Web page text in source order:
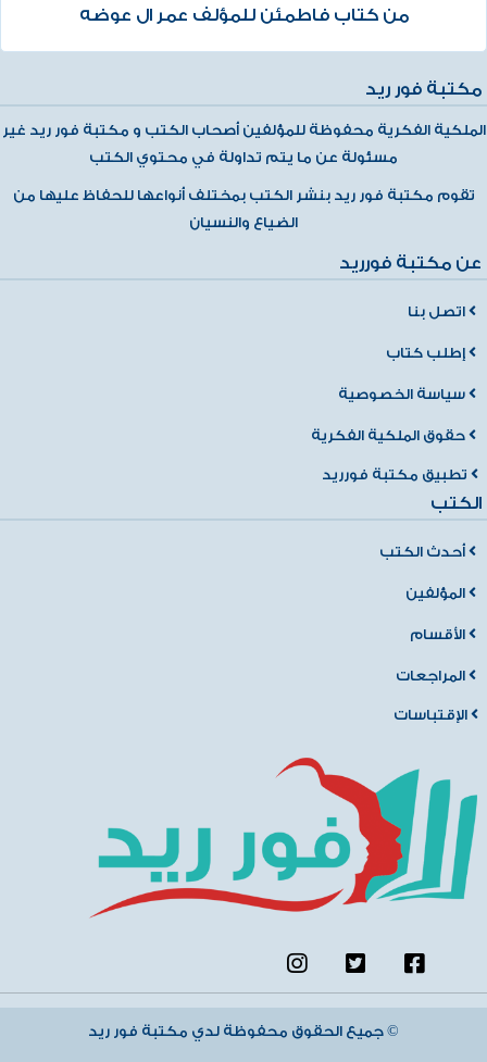
من كتاب فاطمئن للمؤلف عمر ال عوضه
مكتبة فور ريد
الملكية الفكرية محفوظة للمؤلفين أصحاب الكتب و مكتبة فور ريد غير
مسئولة عن ما يتم تداولة في محتوي الكتب
تقوم مكتبة فور ريد بنشر الكتب بمختلف أنواعها للحفاظ عليها من
الضياع والنسيان
عن مكتبة فورريد
اتصل بنا
إطلب كتاب
سياسة الخصوصية
حقوق الملكية الفكرية
تطبيق مكتبة فورريد
الكتب
أحدث الكتب
المؤلفين
الأقسام
المراجعات
الإقتباسات
جميع الحقوق محفوظة لدي مكتبة فور ريد ©